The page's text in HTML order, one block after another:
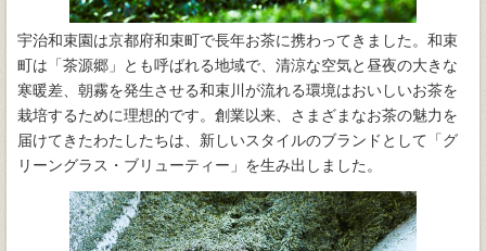
宇治和束園は京都府和束町で長年お茶に携わってきました。和束
町は「茶源郷」とも呼ばれる地域で、清涼な空気と昼夜の大きな
寒暖差、朝霧を発生させる和束川が流れる環境はおいしいお茶を
栽培するために理想的です。創業以来、さまざまなお茶の魅力を
届けてきたわたしたちは、新しいスタイルのブランドとして「グ
リーングラス・ブリューティー」を生み出しました。